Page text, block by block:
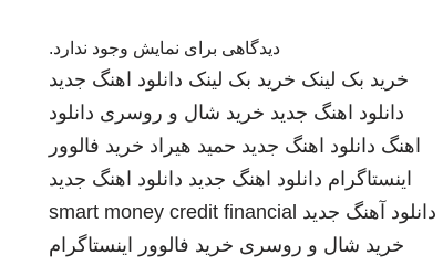
دیدگاهی برای نمایش وجود ندارد.
خرید بک لینک خرید بک لینک دانلود اهنگ جدید
دانلود اهنگ جدید خرید شال و روسری دانلود
اهنگ دانلود اهنگ جدید حمید هیراد خرید فالوور
اینستاگرام دانلود اهنگ جدید دانلود اهنگ جدید
دانلود آهنگ جدید smart money credit financial
خرید شال و روسری خرید فالوور اینستاگرام